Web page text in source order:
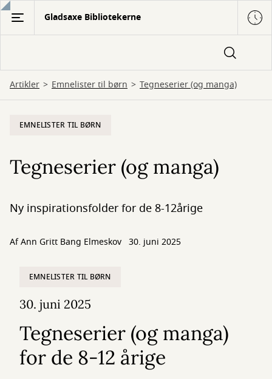
Gå
hovedindhold
Gladsaxe Bibliotekerne
Artikler Emnelister til børn Tegneserier (og manga)
EMNELISTER TIL BØRN
Tegneserier (og manga)
Ny inspirationsfolder for de 8-12årige
Af Ann Gritt Bang Elmeskov 30. juni 2025
EMNELISTER TIL BØRN
30. juni 2025
Tegneserier (og manga)
for de 8-12 årige